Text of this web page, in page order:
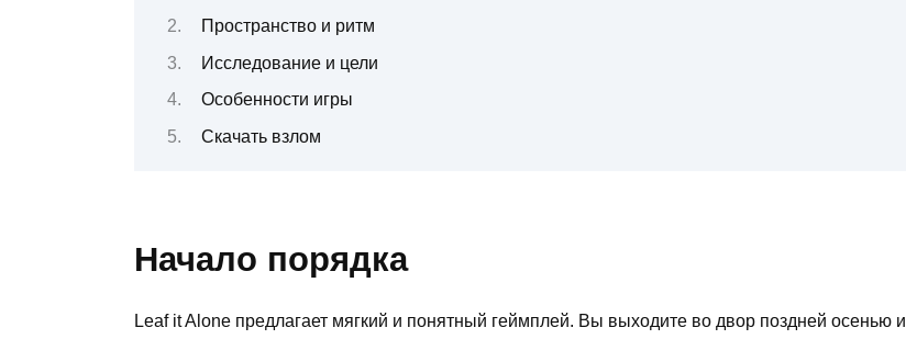
Пространство и ритм
Исследование и цели
Особенности игры
Скачать взлом
Начало порядка
Leaf it Alone предлагает мягкий и понятный геймплей. Вы выходите во двор поздней осенью и